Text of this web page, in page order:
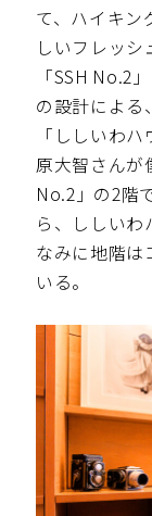
て、ハイキン
しいフレッ
「SSH No.2
の設計による
「ししいわ
原大智さんが
No.2」の2階
ら、ししいわ
なみに地階は
いる。